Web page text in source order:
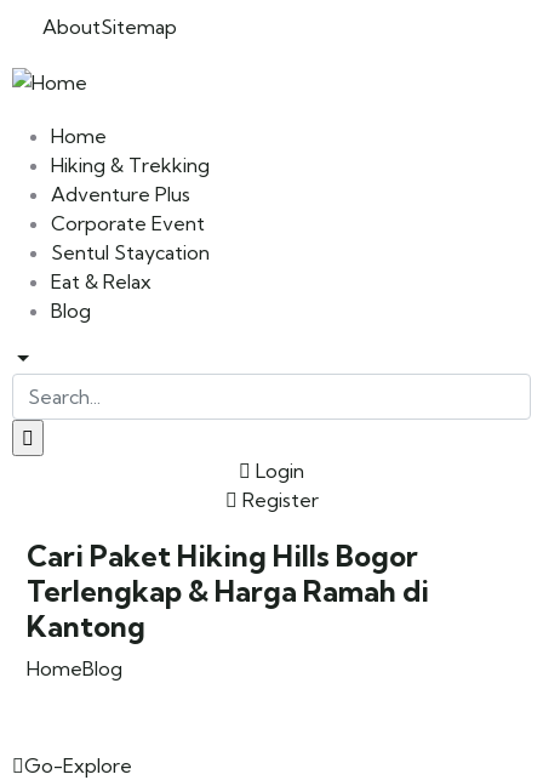
AboutSitemap
Home
Hiking & Trekking
Adventure Plus
Corporate Event
Sentul Staycation
Eat & Relax
Blog
Login
Register
Cari Paket Hiking Hills Bogor
Terlengkap & Harga Ramah di
Kantong
HomeBlog
Go-Explore